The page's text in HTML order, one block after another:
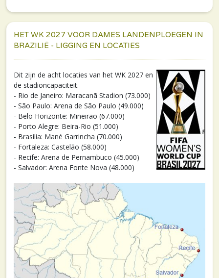
HET WK 2027 VOOR DAMES LANDENPLOEGEN IN
BRAZILIË - LIGGING EN LOCATIES
Dit zijn de acht locaties van het WK 2027 en
de stadioncapaciteit.
- Rio de Janeiro: Maracanã Stadion (73.000)
- São Paulo: Arena de São Paulo (49.000)
- Belo Horizonte: Mineirão (67.000)
- Porto Alegre: Beira-Rio (51.000)
- Brasília: Mané Garrincha (70.000)
- Fortaleza: Castelão (58.000)
- Recife: Arena de Pernambuco (45.000)
- Salvador: Arena Fonte Nova (48.000)